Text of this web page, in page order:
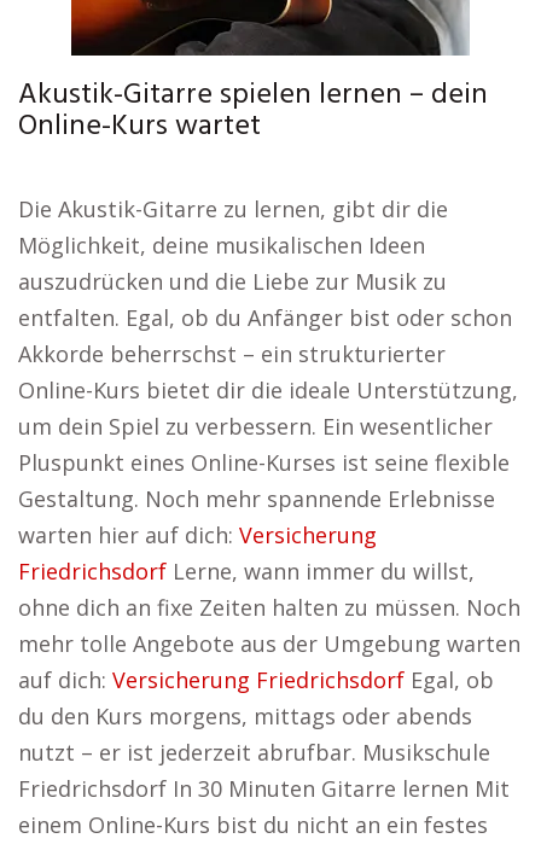
Akustik-Gitarre spielen lernen – dein
Online-Kurs wartet
Die Akustik-Gitarre zu lernen, gibt dir die
Möglichkeit, deine musikalischen Ideen
auszudrücken und die Liebe zur Musik zu
entfalten. Egal, ob du Anfänger bist oder schon
Akkorde beherrschst – ein strukturierter
Online-Kurs bietet dir die ideale Unterstützung,
um dein Spiel zu verbessern. Ein wesentlicher
Pluspunkt eines Online-Kurses ist seine flexible
Gestaltung. Noch mehr spannende Erlebnisse
warten hier auf dich: Versicherung
Friedrichsdorf Lerne, wann immer du willst,
ohne dich an fixe Zeiten halten zu müssen. Noch
mehr tolle Angebote aus der Umgebung warten
auf dich: Versicherung Friedrichsdorf Egal, ob
du den Kurs morgens, mittags oder abends
nutzt – er ist jederzeit abrufbar. Musikschule
Friedrichsdorf In 30 Minuten Gitarre lernen Mit
einem Online-Kurs bist du nicht an ein festes